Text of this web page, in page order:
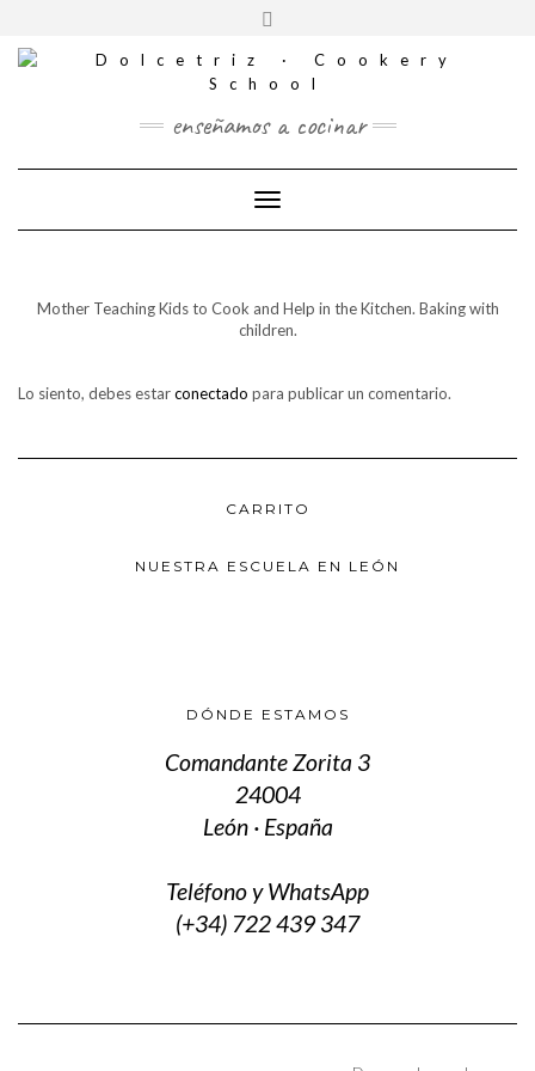
contenido
CONTACTO
SOCIALEScabecera
enseñamos a cocinar
Cambiar modo de navegación
Mother Teaching Kids to Cook and Help in the Kitchen. Baking with
children.
Lo siento, debes estarconectado para publicar un comentario.
CARRITO
NUESTRA ESCUELA EN LEÓN
DÓNDE ESTAMOS
Comandante Zorita 3
24004
León · España
Teléfono y WhatsApp
(+34) 722 439 347